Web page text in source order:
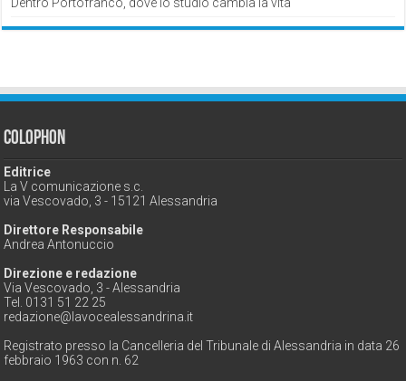
Colophon
Editrice
La V comunicazione s.c.
via Vescovado, 3 - 15121 Alessandria
Direttore Responsabile
Andrea Antonuccio
Direzione e redazione
Via Vescovado, 3 - Alessandria
Tel. 0131 51 22 25
redazione@lavocealessandrina.it
Registrato presso la Cancelleria del Tribunale di Alessandria in data 26
febbraio 1963 con n. 62